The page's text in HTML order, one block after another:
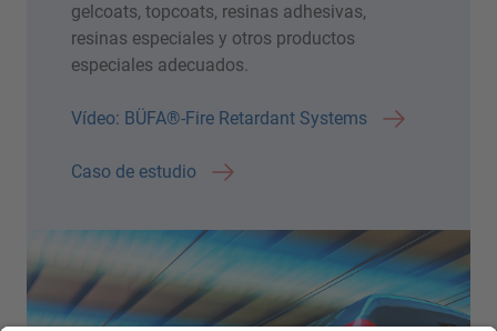
gelcoats, topcoats, resinas adhesivas,
resinas especiales y otros productos
especiales adecuados.
Vídeo: BÜFA®-Fire Retardant Systems
Caso de estudio